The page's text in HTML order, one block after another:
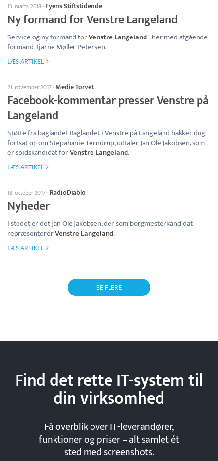
13. marts 2018· Fyens Stiftstidende
Ny formand for Venstre Langeland
Service og ny formand forVenstre Langeland- her med afgående
formand Bjarne Møller Petersen.
LÆS ARTIKEL
21. november 2017· Medie Torvet
Facebook-kommentar presser Venstre på
Langeland
Støtte fra baglandet Baglandet i Venstre på Langeland bakker dog
fortsat op om Stepahanie Terndrup, udtaler Jan Ole Jakobsen, som
er spidskandidat forVenstre Langeland.
LÆS ARTIKEL
18. oktober 2017· RadioDiablo
Nyheder
I stedet er det Jan Ole Jakobsen, der som borgmesterkandidat
repræsentererVenstre Langeland.
LÆS ARTIKEL
SE FLERE
Find det rette IT-system til
dinvirksomhed
Få overblik over IT-leverandører,
funktioner og priser – alt samlet ét
sted med screenshots.